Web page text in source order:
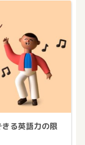
る英語力の限